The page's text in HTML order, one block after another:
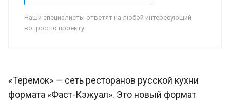
Наши специалисты ответят на любой интересующий
вопрос по проекту
«Теремок» — сеть ресторанов русской кухни
формата «Фаст-Кэжуал». Это новый формат